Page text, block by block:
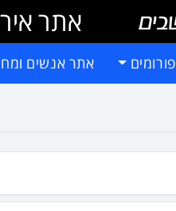
אתר
פורומים אתר אנשים